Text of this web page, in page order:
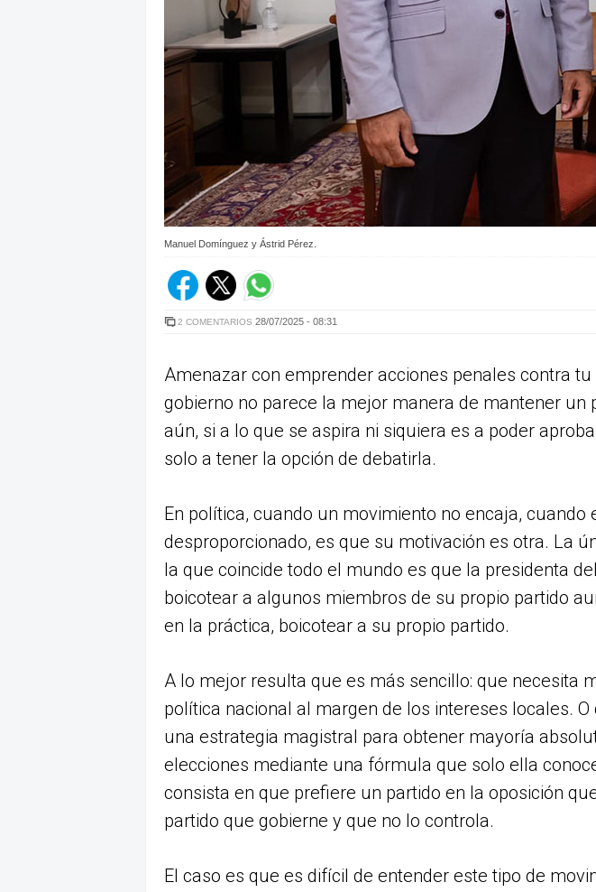
Manuel Domínguez y Ástrid Pérez.
2 COMENTARIOS 28/07/2025 - 08:31
Amenazar con emprender acciones penales contra tu
gobierno no parece la mejor manera de mantener un
aún, si a lo que se aspira ni siquiera es a poder
solo a tener la opción de debatirla.
En política, cuando un movimiento no encaja, cuando
desproporcionado, es que su motivación es otra. La
la que coincide todo el mundo es que la presidenta
boicotear a algunos miembros de su propio partido
en la práctica, boicotear a su propio partido.
A lo mejor resulta que es más sencillo: que necesita
política nacional al margen de los intereses locales.
una estrategia magistral para obtener mayoría
elecciones mediante una fórmula que solo ella
consista en que prefiere un partido en la oposición
partido que gobierne y que no lo controla.
El caso es que es difícil de entender este tipo de